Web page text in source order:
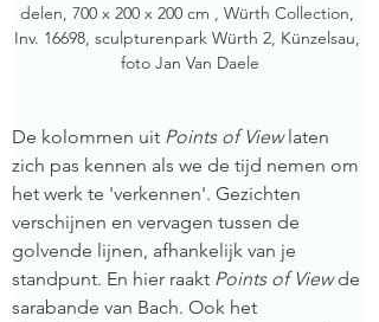
delen, 700 x 200 x 200 cm , Würth Collection,
Inv. 16698, sculpturenpark Würth 2, Künzelsau,
foto Jan Van Daele
De kolommen uit Points of View laten
zich pas kennen als we de tijd nemen om
het werk te 'verkennen'. Gezichten
verschijnen en vervagen tussen de
golvende lijnen, afhankelijk van je
standpunt. En hier raakt Points of View de
sarabande van Bach. Ook het